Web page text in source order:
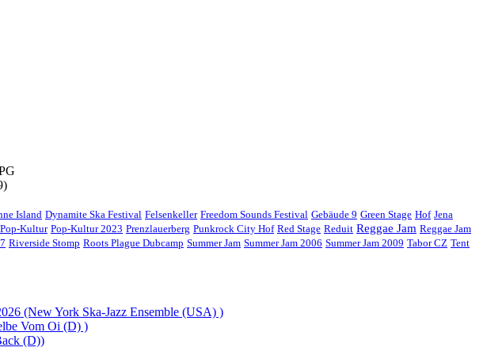
Island Dynamite Ska Festival Felsenkeller Freedom Sounds Festival Gebäude 9 Green Stage Hof Jena
Pop-Kultur Pop-Kultur 2023 Prenzlauerberg Punkrock City Hof Red Stage Reduit Reggae Jam Reggae Jam
Riverside Stomp Roots Plague Dubcamp Summer Jam Summer Jam 2006 Summer Jam 2009 Tabor CZ Tent
(New York Ska-Jazz Ensemble (USA) )
Vom Oi (D) )
(D))